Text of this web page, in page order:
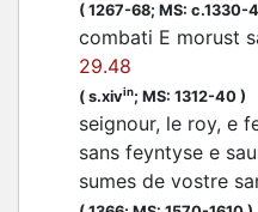
( 1267-68; MS: c.1330-
combati E morust
29.48
( s.xivin; MS: 1312-40 )
seignour, le roy, e
sans feyntyse e
sumes de vostre